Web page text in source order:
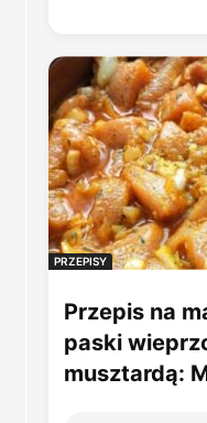
PRZEPISY
Przepis na
paski
musztardą: